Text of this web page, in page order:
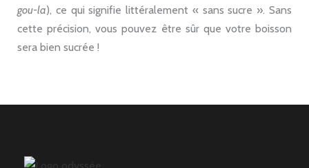
gou-la), ce qui signifie littéralement « sans sucre ». Sans
cette précision, vous pouvez être sûr que votre boisson
sera bien sucrée !